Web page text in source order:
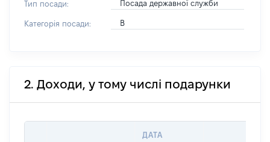
Тип посади: Посада державної служби
Категорія посади: В
2. Доходи, у тому числі подарунки
ДАТА